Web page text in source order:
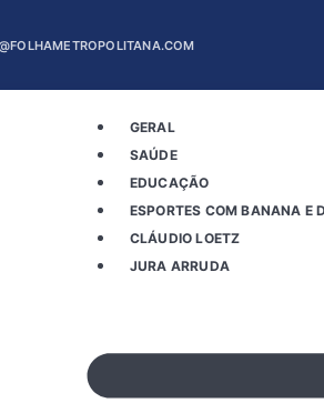
GERAL
SAÚDE
EDUCAÇÃO
ESPORTES COM BANANA E
CLÁUDIO LOETZ
JURA ARRUDA